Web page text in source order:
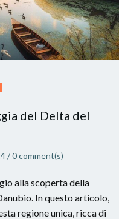
del Delta del
/0comment(s)
alla scoperta della
In questo articolo,
regione unica, ricca di